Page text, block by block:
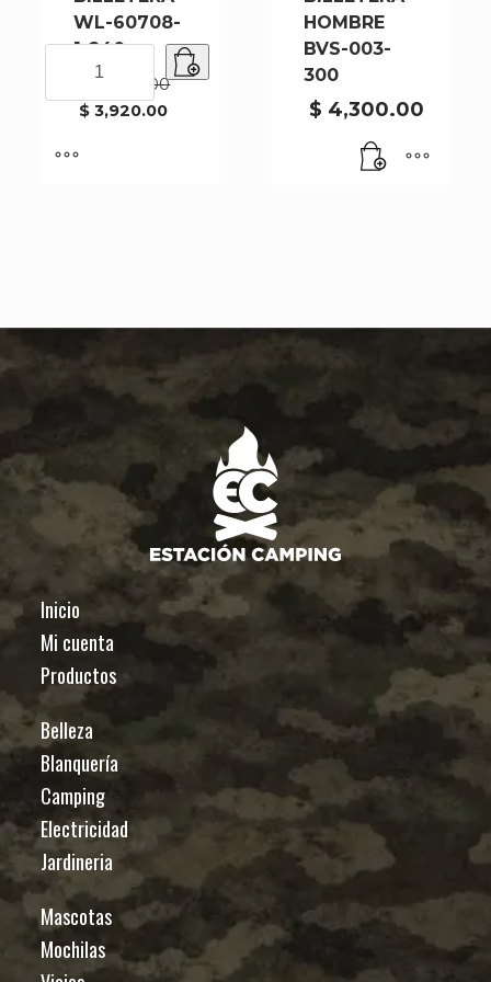
WL-60708-
1-240
4,900.00
El
$ 3,920.00
El
precio
actual
60708-
240
HOMBRE
BVS-003-
300
$ 4,300.00
Inicio
Mi cuenta
Productos
Belleza
Blanquería
Camping
Electricidad
Jardineria
Mascotas
Mochilas